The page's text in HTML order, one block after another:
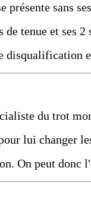
présente sans
tenue et ses
disqualification
du trot
lui changer
On peut donc